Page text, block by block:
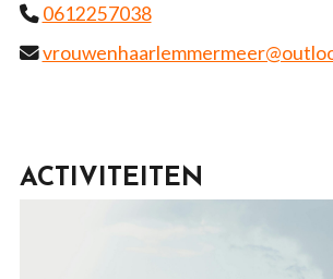
0612257038
ACTIVITEITEN